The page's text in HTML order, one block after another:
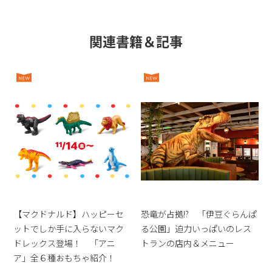
関連書籍＆記事
【マクドナルド】ハッピーセ
ットでしか手に入らないマク
ドレックス登場！ 「アニ
ア」全６種おもちゃ紹介！
恐竜が占拠!? 「伊豆ぐらんぱ
る公園」迫力いっぱいのレス
トランの店内＆メニュー